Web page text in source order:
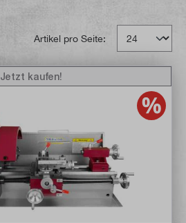
Artikel pro Seite:
Jetzt kaufen!